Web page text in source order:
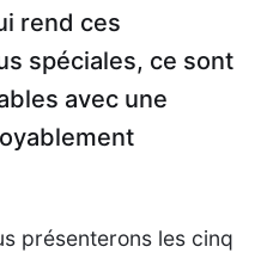
rend ces
spéciales, ce sont
avec une
présenterons les cinq